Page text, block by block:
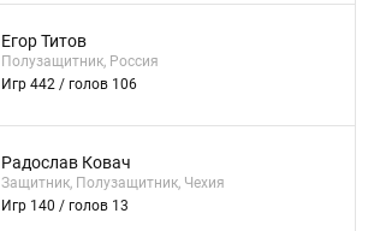
Егор Титов
Полузащитник, Россия
Игр 442 / голов 106
Радослав Ковач
Защитник, Полузащитник, Чехия
Игр 140 / голов 13